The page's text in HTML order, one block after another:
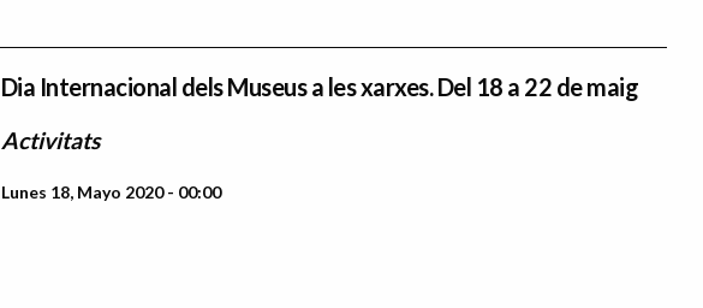
Dia Internacional dels Museus a les xarxes. Del 18 a 22 de maig
Activitats
Lunes 18, Mayo 2020 - 00:00